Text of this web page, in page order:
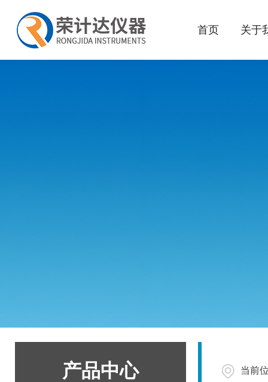
首页 关于
产品中心 当前